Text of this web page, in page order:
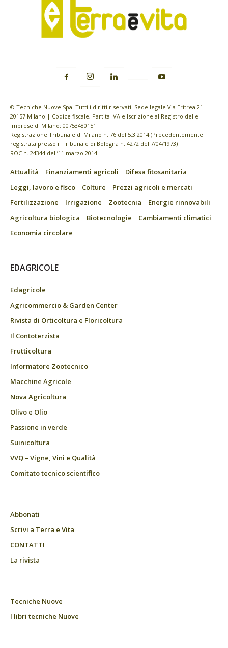
© Tecniche Nuove Spa. Tutti i diritti riservati. Sede legale Via Eritrea 21 -
20157 Milano | Codice fiscale, Partita IVA e Iscrizione al Registro delle
imprese di Milano: 00753480151
Registrazione Tribunale di Milano n. 76 del 5.3.2014 (Precedentemente
registrata presso il Tribunale di Bologna n. 4272 del 7/04/1973)
ROC n. 24344 dell’11 marzo 2014
Attualità Finanziamenti agricoli
Difesa fitosanitaria
Leggi, lavoro e fisco
Colture
Prezzi agricoli e mercati
Fertilizzazione
Irrigazione Zootecnia
Energie rinnovabili
Agricoltura biologica
Biotecnologie
Cambiamenti climatici
Economia circolare
EDAGRICOLE
Edagricole
Agricommercio & Garden Center
Rivista di Orticoltura e Floricoltura
Il Contoterzista
Frutticoltura
Informatore Zootecnico
Macchine Agricole
Nova Agricoltura
Olivo e Olio
Passione in verde
Suinicoltura
VVQ – Vigne, Vini e Qualità
Comitato tecnico scientifico
Abbonati
Scrivi a Terra e Vita
CONTATTI
La rivista
Tecniche Nuove
I libri tecniche Nuove